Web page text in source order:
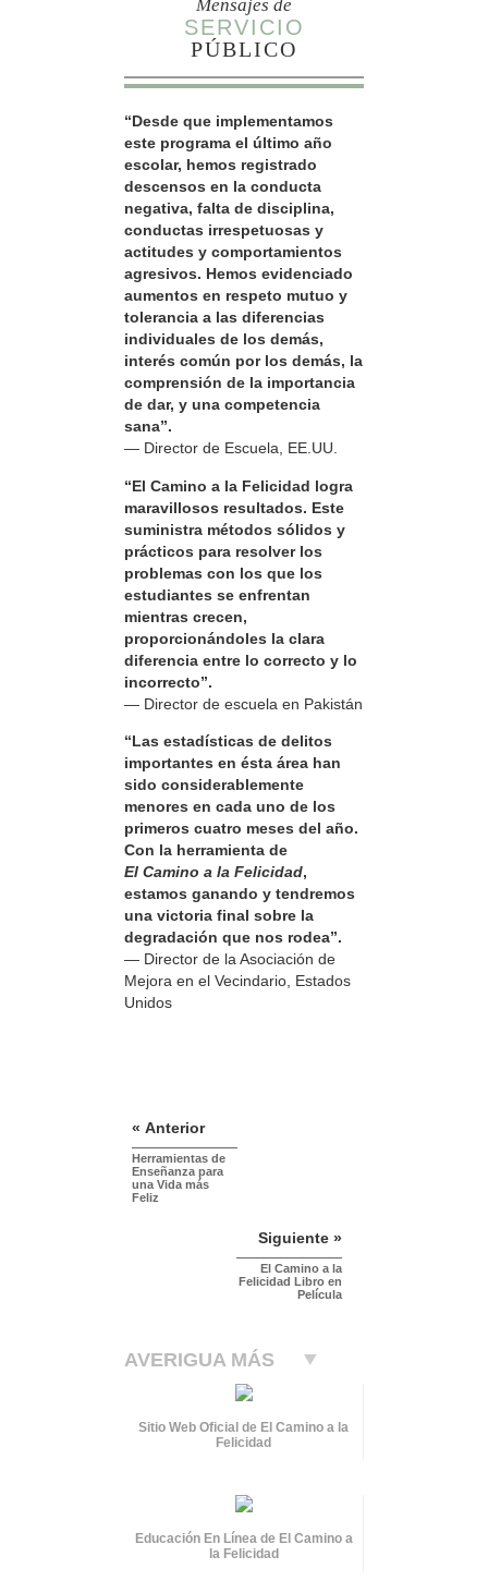
Mensajes de
SERVICIO
PÚBLICO
“Desde que implementamos
este programa el último año
escolar, hemos registrado
descensos en la conducta
negativa, falta de disciplina,
conductas irrespetuosas y
actitudes y comportamientos
agresivos. Hemos evidenciado
aumentos en respeto mutuo y
tolerancia a las diferencias
individuales de los demás,
interés común por los demás, la
comprensión de la importancia
de dar, y una competencia
sana”.
— Director de Escuela, EE.UU.
“El Camino a la Felicidad logra
maravillosos resultados. Este
suministra métodos sólidos y
prácticos para resolver los
problemas con los que los
estudiantes se enfrentan
mientras crecen,
proporcionándoles la clara
diferencia entre lo correcto y lo
incorrecto”.
— Director de escuela en Pakistán
“Las estadísticas de delitos
importantes en ésta área han
sido considerablemente
menores en cada uno de los
primeros cuatro meses del año.
Con la herramienta de
El Camino a la Felicidad,
estamos ganando y tendremos
una victoria final sobre la
degradación que nos rodea”.
— Director de la Asociación de
Mejora en el Vecindario, Estados
Unidos
« Anterior
Herramientas de
Enseñanza para
una Vida más
Feliz
Siguiente »
El Camino a la
Felicidad Libro en
Película
AVERIGUA MÁS
Sitio Web Oficial de El Camino a la
Felicidad
Educación En Línea de El Camino a
la Felicidad